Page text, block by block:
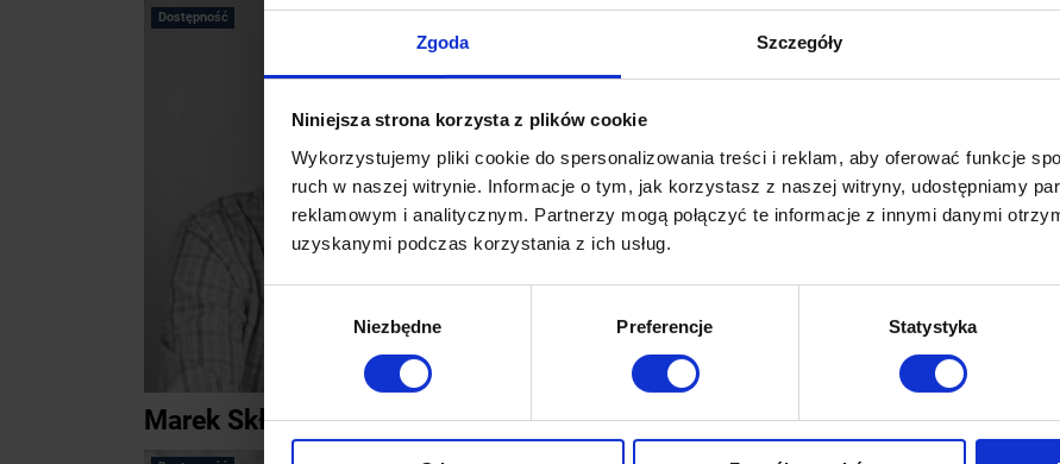
Zgoda Szczegóły
Niniejsza strona korzysta z plików cookie
Wykorzystujemy pliki cookie do spersonalizowania treści i reklam, aby oferować funkcje
ruch w naszej witrynie. Informacje o tym, jak korzystasz z naszej witryny, udostępniamy
reklamowym i analitycznym. Partnerzy mogą połączyć te informacje z innymi danymi
uzyskanymi podczas korzystania z ich usług.
Niezbędne Preferencje Statystyka
Dostępność
Marek Składowski Piotr Czarnota Kamila